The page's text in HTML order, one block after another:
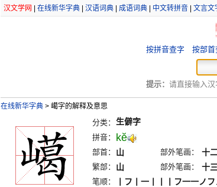
汉文学网 在线新华字典| 汉语词典| 成语词典| 中文转拼音| 文言文
按拼音查字 按部首
提示： 请直接输入汉
在线新华字典 >嶱字的解释及意思
分类： 生僻字
拼音： kĕ
部首： 山 部外笔画： 十
繁部： 山 部外笔画： 十
笔顺： 丨フ丨一丨丨丨フ一一ノ